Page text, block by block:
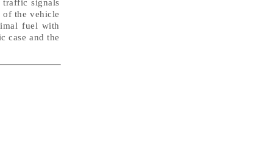
traffic signals
of the vehicle
fuel with
case and the